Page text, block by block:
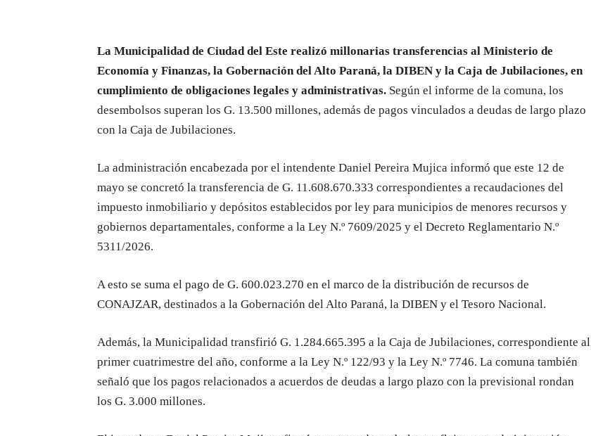
La Municipalidad de Ciudad del Este realizó millonarias transferencias al Ministerio de
Economía y Finanzas, la Gobernación del Alto Paraná, la DIBEN y la Caja de Jubilaciones, en
cumplimiento de obligaciones legales y administrativas. Según el informe de la comuna, los
desembolsos superan los G. 13.500 millones, además de pagos vinculados a deudas de largo plazo
con la Caja de Jubilaciones.
La administración encabezada por el intendente Daniel Pereira Mujica informó que este 12 de
mayo se concretó la transferencia de G. 11.608.670.333 correspondientes a recaudaciones del
impuesto inmobiliario y depósitos establecidos por ley para municipios de menores recursos y
gobiernos departamentales, conforme a la Ley N.º 7609/2025 y el Decreto Reglamentario N.º
5311/2026.
A esto se suma el pago de G. 600.023.270 en el marco de la distribución de recursos de
CONAJZAR, destinados a la Gobernación del Alto Paraná, la DIBEN y el Tesoro Nacional.
Además, la Municipalidad transfirió G. 1.284.665.395 a la Caja de Jubilaciones, correspondiente al
primer cuatrimestre del año, conforme a la Ley N.º 122/93 y la Ley N.º 7746. La comuna también
señaló que los pagos relacionados a acuerdos de deudas a largo plazo con la previsional rondan
los G. 3.000 millones.